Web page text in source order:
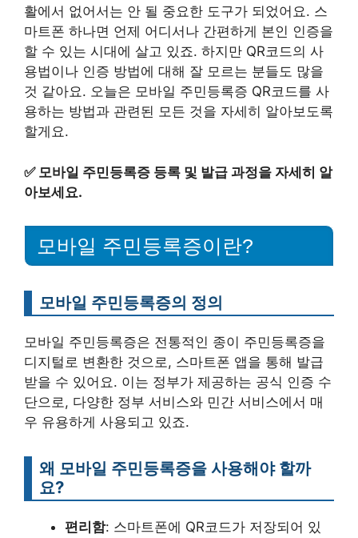
활에서 없어서는 안 될 중요한 도구가 되었어요. 스
마트폰 하나면 언제 어디서나 간편하게 본인 인증을
할 수 있는 시대에 살고 있죠. 하지만 QR코드의 사
용법이나 인증 방법에 대해 잘 모르는 분들도 많을
것 같아요. 오늘은 모바일 주민등록증 QR코드를 사
용하는 방법과 관련된 모든 것을 자세히 알아보도록
할게요.
✅ 모바일 주민등록증 등록 및 발급 과정을 자세히 알
아보세요.
모바일 주민등록증이란?
모바일 주민등록증의 정의
모바일 주민등록증은 전통적인 종이 주민등록증을
디지털로 변환한 것으로, 스마트폰 앱을 통해 발급
받을 수 있어요. 이는 정부가 제공하는 공식 인증 수
단으로, 다양한 정부 서비스와 민간 서비스에서 매
우 유용하게 사용되고 있죠.
왜 모바일 주민등록증을 사용해야 할까
요?
편리함: 스마트폰에 QR코드가 저장되어 있